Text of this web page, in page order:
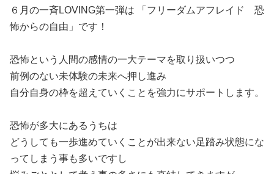
６月の一斉LOVING第一弾は 「フリーダムアフレイド 恐
怖からの自由」です！
恐怖という人間の感情の一大テーマを取り扱いつつ
前例のない未体験の未来へ押し進み
自分自身の枠を超えていくことを強力にサポートします。
恐怖が多大にあるうちは
どうしても一歩進めていくことが出来ない足踏み状態にな
ってしまう事も多いですし